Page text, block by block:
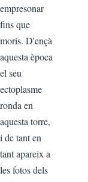
empresonar
fins que
morís. D'ençà
aquesta època
el seu
ectoplasme
ronda en
aquesta torre,
i de tant en
tant apareix a
les fotos dels